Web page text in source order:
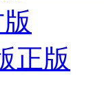
正版